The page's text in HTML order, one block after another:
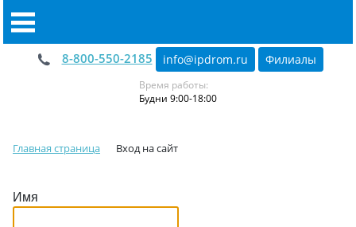
8-800-550-2185 info@ipdrom.ru Филиалы
Время работы:
Будни 9:00-18:00
Главная страница Вход на сайт
Имя